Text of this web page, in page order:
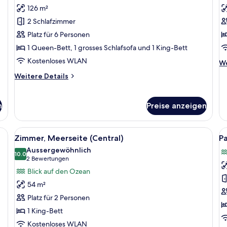
Suite,
2 Schlafzimmer,
Meerseite
(Gala)
anzeigen
126 m²
2 Schlafzimmer
Platz für 6 Personen
1 Queen-Bett, 1 grosses Schlafsofa und 1 King-Bett
Kostenloses WLAN
Weitere Details
Weitere
Meerseite
(Gala)
Preise anzeigen
Meerblick, Balkon mit Sitzgelegenheit und modernem Design.
Alle
Fotos
für
Zimmer,
Meerseite
(Central)
anzeigen
14
Zimmer, Meerseite (Central)
10.010.0 von 10
Aussergewöhnlich
2 Bewertungen
(2
Bewertungen)
Blick auf den Ozean
54 m²
Platz für 2 Personen
1 King-Bett
Kostenloses WLAN